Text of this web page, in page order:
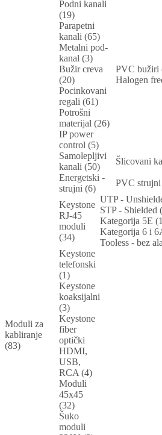
Podni kanali
(19)
Parapetni
kanali (65)
Metalni pod-
kanal (3)
Bužir creva
(20)
PVC bužiri
Halogen
Pocinkovani
regali (61)
Potrošni
materijal (26)
IP power
control (5)
Samolepljivi
kanali (50)
Šlicovani
Energetski -
strujni (6)
PVC
Moduli za
kabliranje
(83)
Keystone
RJ-45
moduli
(34)
UTP -
STP - Shielded
Kategorija 5E
Kategorija 6 i
Tooless - bez
Keystone
telefonski
(1)
Keystone
koaksijalni
(3)
Keystone
fiber
optički
HDMI,
USB,
RCA (4)
Moduli
45x45
(32)
Šuko
moduli